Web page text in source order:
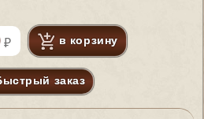
в корзину
заказ